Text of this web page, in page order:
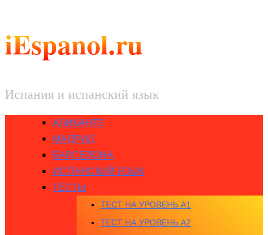
iEspanol.ru
Испания и испанский язык
АЛИКАНТЕ
МАДРИД
БАРСЕЛОНА
ИСПАНСКИЙ ЯЗЫК
ТЕСТЫ
ТЕСТ НА УРОВЕНЬ A1
ТЕСТ НА УРОВЕНЬ A2